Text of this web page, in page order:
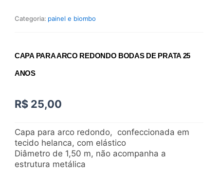
Categoria: painel e biombo
CAPA PARA ARCO REDONDO BODAS DE PRATA 25
ANOS
R$ 25,00
Capa para arco redondo, confeccionada em
tecido helanca, com elástico
Diâmetro de 1,50 m, não acompanha a
estrutura metálica